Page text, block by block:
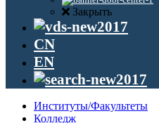
Закрыть
CN
EN
Институты/Факультеты
Колледж